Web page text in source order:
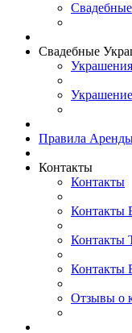
Свадебные
Украшение
Правила
Контакты
Контакты
Контакты
Контакты
Контакты
Отзывы о